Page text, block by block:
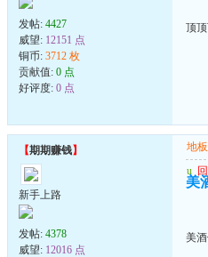
发帖: 4427
威望: 12151 点
铜币: 3712 枚
贡献值: 0 点
好评度: 0 点
顶
【期期赚钱】
新手上路
发帖: 4378
威望: 12016 点
地板
u
美
美